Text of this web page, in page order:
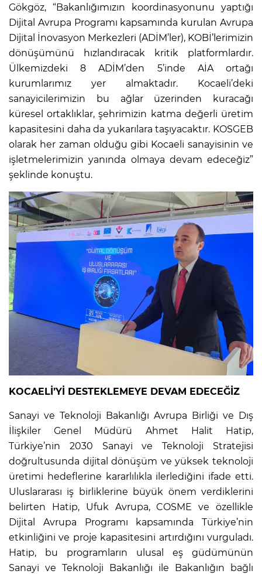
Gökgöz, “Bakanlığımızın koordinasyonunu yaptığı
Dijital Avrupa Programı kapsamında kurulan Avrupa
Dijital İnovasyon Merkezleri (ADİM’ler), KOBİ’lerimizin
dönüşümünü hızlandıracak kritik platformlardır.
Ülkemizdeki 8 ADİM’den 5’inde AİA ortağı
kurumlarımız yer almaktadır. Kocaeli’deki
sanayicilerimizin bu ağlar üzerinden kuracağı
küresel ortaklıklar, şehrimizin katma değerli üretim
kapasitesini daha da yukarılara taşıyacaktır. KOSGEB
olarak her zaman olduğu gibi Kocaeli sanayisinin ve
işletmelerimizin yanında olmaya devam edeceğiz”
şeklinde konuştu.
KOCAELİ’Yİ DESTEKLEMEYE DEVAM EDECEĞİZ
Sanayi ve Teknoloji Bakanlığı Avrupa Birliği ve Dış
İlişkiler Genel Müdürü Ahmet Halit Hatip,
Türkiye’nin 2030 Sanayi ve Teknoloji Stratejisi
doğrultusunda dijital dönüşüm ve yüksek teknoloji
üretimi hedeflerine kararlılıkla ilerlediğini ifade etti.
Uluslararası iş birliklerine büyük önem verdiklerini
belirten Hatip, Ufuk Avrupa, COSME ve özellikle
Dijital Avrupa Programı kapsamında Türkiye’nin
etkinliğini ve proje kapasitesini artırdığını vurguladı.
Hatip, bu programların ulusal eş güdümünün
Sanayi ve Teknoloji Bakanlığı ile Bakanlığın bağlı